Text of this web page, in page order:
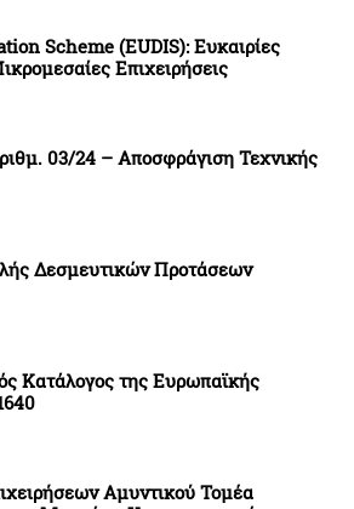
Scheme (EUDIS): Ευκαιρίες
Επιχειρήσεις
03/24 – Αποσφράγιση Τεχνικής
Δεσμευτικών Προτάσεων
Κατάλογος της Ευρωπαϊκής
Αμυντικού Τομέα